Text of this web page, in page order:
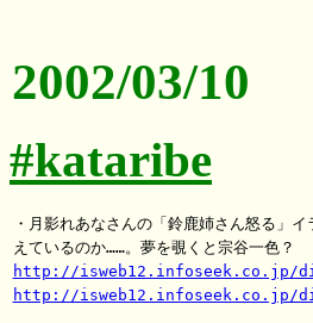
2002/03/10
#kataribe
・月影れあなさんの「鈴鹿姉さん怒る」
http://isweb12.infoseek.co.jp/
http://isweb12.infoseek.co.jp/